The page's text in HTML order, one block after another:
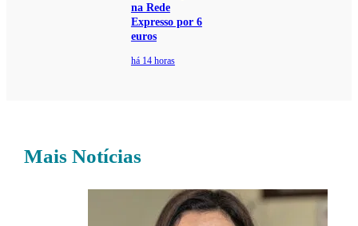
na Rede
Expresso por 6
euros
há 14 horas
Mais Notícias